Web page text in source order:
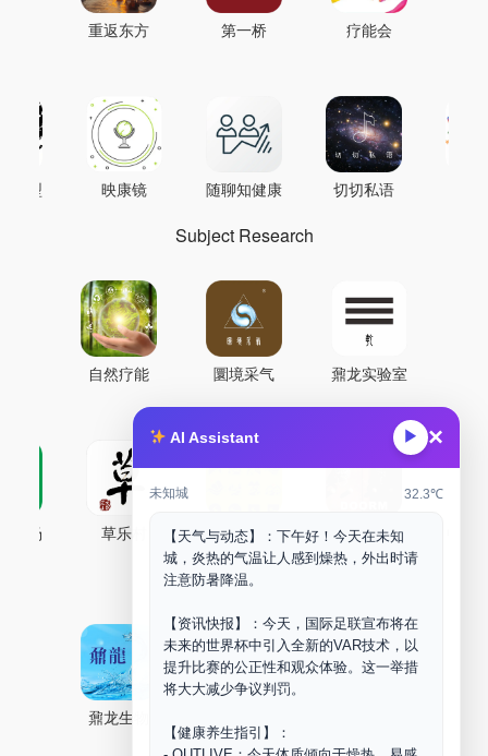
AI Assistant ▶ ×
未知城 32.3℃
【天气与动态】：下午好！今天在未知
城，炎热的气温让人感到燥热，外出时请
注意防暑降温。
【资讯快报】：今天，国际足联宣布将在
未来的世界杯中引入全新的VAR技术，以
提升比赛的公正性和观众体验。这一举措
将大大减少争议判罚。
【健康养生指引】：
重返东方 第一桥 疗能会
模型 映康镜 随聊知健康 切切私语
Subject Research
自然疗能 圜境采气 鼐龙实验室
药场 草乐村 中药剂合成 DOORM
Maker Space
鼐龙生物